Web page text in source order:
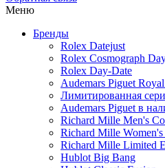
Меню
Бренды
Rolex Datejust
Rolex Cosmograph
Rolex Day-Date
Audemars Piguet
Лимитированная
Audemars Piguet в
Richard Mille Men's
Richard Mille
Richard Mille Limited
Hublot Big Bang